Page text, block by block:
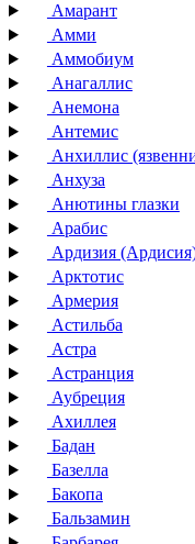
Амарант
Амми
Аммобиум
Анагаллис
Анемона
Антемис
Анхиллис
Анхуза
Анютины глазки
Арабис
Ардизия
Арктотис
Армерия
Астильба
Астра
Астранция
Аубреция
Ахиллея
Бадан
Базелла
Бакопа
Бальзамин